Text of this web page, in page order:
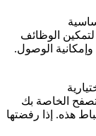
الوظائف
وإمكانية الوصول.
الخاصة بك
هذه. إذا رفضتها